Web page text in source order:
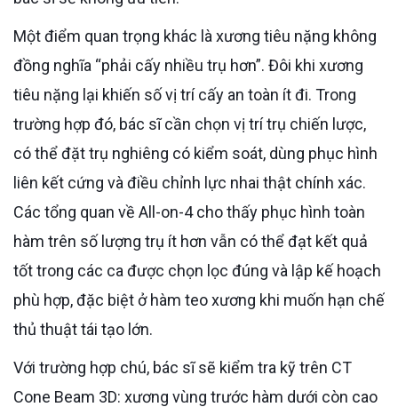
Một điểm quan trọng khác là xương tiêu nặng không
đồng nghĩa “phải cấy nhiều trụ hơn”. Đôi khi xương
tiêu nặng lại khiến số vị trí cấy an toàn ít đi. Trong
trường hợp đó, bác sĩ cần chọn vị trí trụ chiến lược,
có thể đặt trụ nghiêng có kiểm soát, dùng phục hình
liên kết cứng và điều chỉnh lực nhai thật chính xác.
Các tổng quan về All-on-4 cho thấy phục hình toàn
hàm trên số lượng trụ ít hơn vẫn có thể đạt kết quả
tốt trong các ca được chọn lọc đúng và lập kế hoạch
phù hợp, đặc biệt ở hàm teo xương khi muốn hạn chế
thủ thuật tái tạo lớn.
Với trường hợp chú, bác sĩ sẽ kiểm tra kỹ trên CT
Cone Beam 3D: xương vùng trước hàm dưới còn cao